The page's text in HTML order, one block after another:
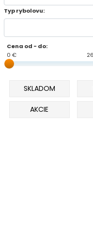
Typ rybolovu:
Cena od - do:
0 €
SKLADOM
AKCIE
SUMCOVÉ A
BIČE A DELIČKY
DOPLNKY K